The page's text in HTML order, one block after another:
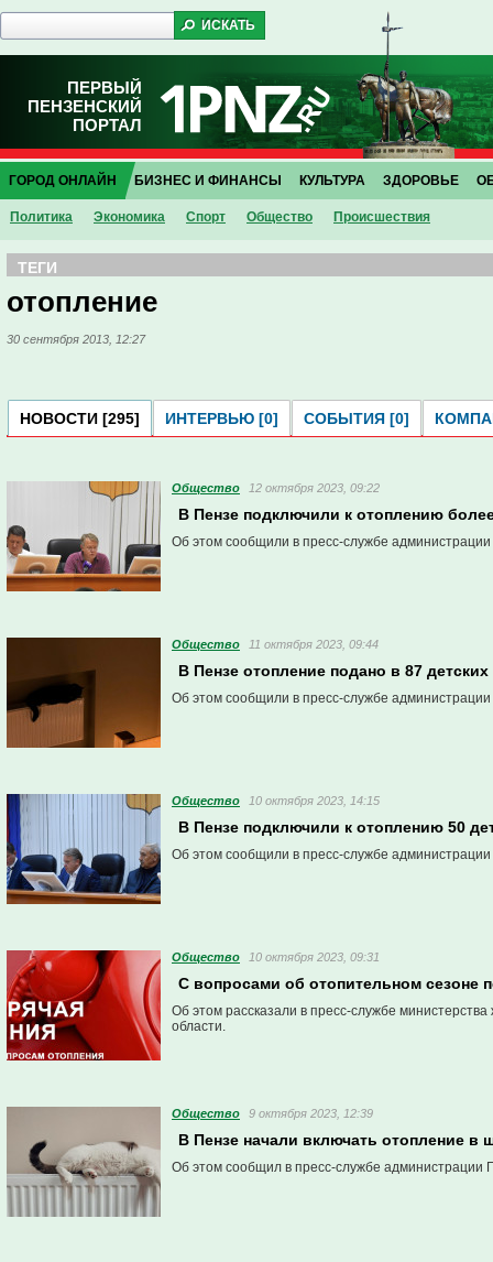
ПЕРВЫЙ
ПЕНЗЕНСКИЙ
ПОРТАЛ
ГОРОД ОНЛАЙН
Политика Экономика Спорт Общество Проиcшествия
БИЗНЕС И ФИНАНСЫ КУЛЬТУРА ЗДОРОВЬЕ
ТЕГИ
отопление
30 сентября 2013, 12:27
НОВОСТИ [295] ИНТЕРВЬЮ [0] СОБЫТИЯ [0]
Общество 12 октября 2023, 09:22
В Пензе подключили к отоплению
Об этом сообщили в пресс-службе
Общество 11 октября 2023, 09:44
В Пензе отопление подано в 87
Об этом сообщили в пресс-службе
Общество 10 октября 2023, 14:15
В Пензе подключили к отоплению 50
Об этом сообщили в пресс-службе
Общество 10 октября 2023, 09:31
С вопросами об отопительном сезоне
Об этом рассказали в пресс-службе
области.
Общество 9 октября 2023, 12:39
В Пензе начали включать отопление в
Об этом сообщил в пресс-службе администрации